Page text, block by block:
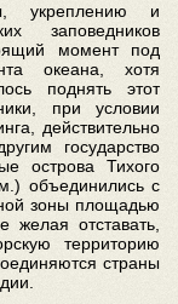
укреплению и
заповедников
момент под
океана, хотя
поднять этот
при условии
действительно
государство
острова Тихого
объединились с
зоны площадью
желая отставать,
территорию
страны